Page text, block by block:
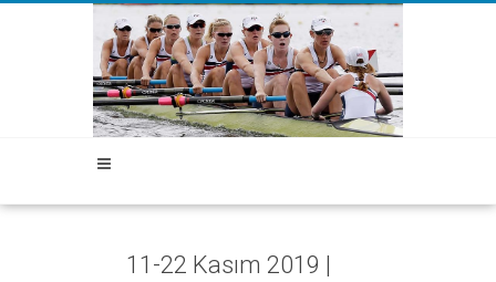
11-22 Kasım 2019 |